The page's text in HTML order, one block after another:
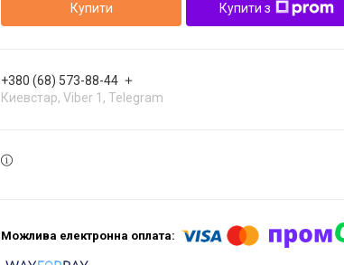
Купити Купити з
+380 (68) 573-88-44
Киевстар, Viber 1, Telegram